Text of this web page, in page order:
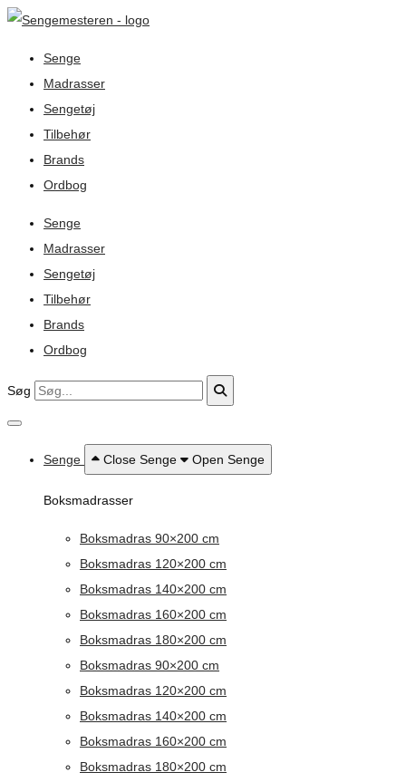
Senge
Madrasser
Sengetøj
Tilbehør
Brands
Ordbog
Senge
Madrasser
Sengetøj
Tilbehør
Brands
Ordbog
Søg
Senge Close Senge Open Senge
Boksmadrasser
Boksmadras 90×200 cm
Boksmadras 120×200 cm
Boksmadras 140×200 cm
Boksmadras 160×200 cm
Boksmadras 180×200 cm
Boksmadras 90×200 cm
Boksmadras 120×200 cm
Boksmadras 140×200 cm
Boksmadras 160×200 cm
Boksmadras 180×200 cm